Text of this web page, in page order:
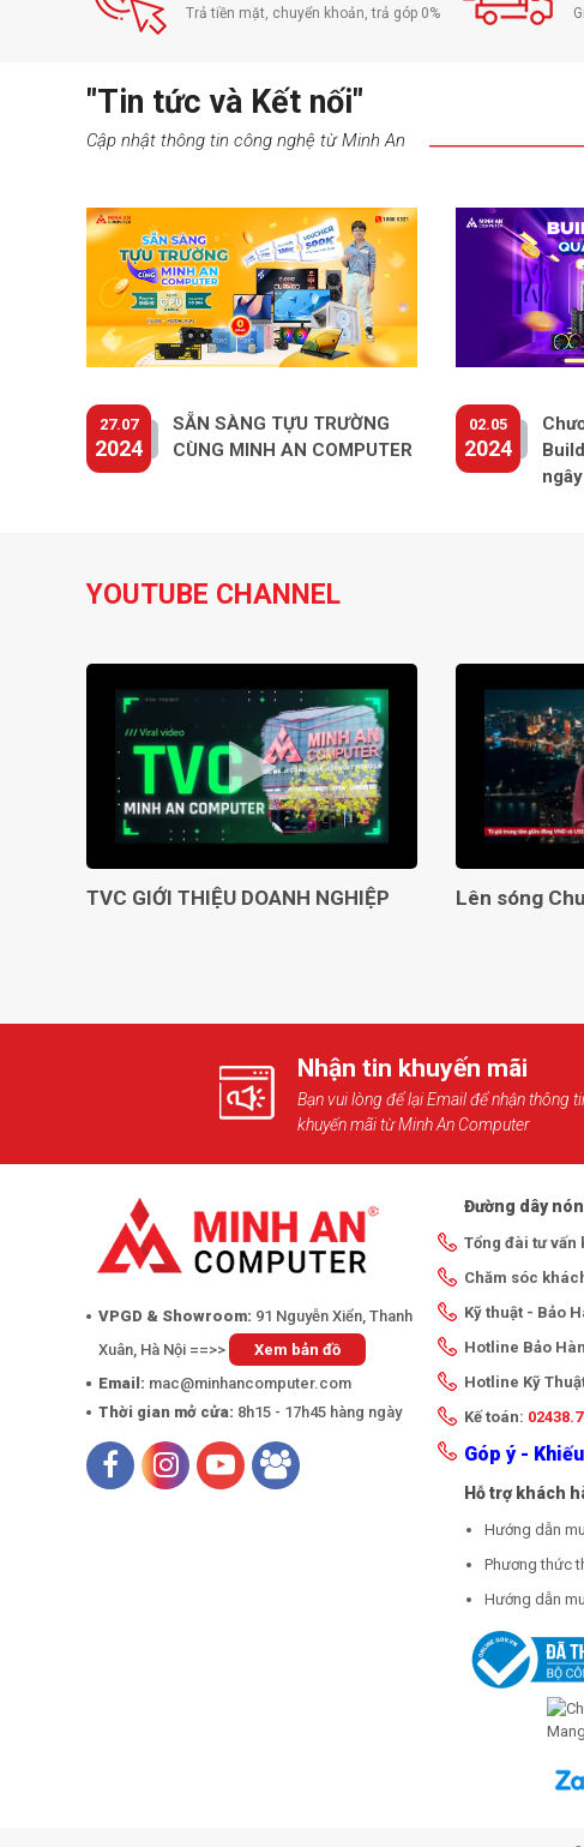
Trả tiền mặt, chuyển khoản, trả góp 0%
"Tin tức và Kết nối"
Cập nhật thông tin công nghệ từ Minh An
27.07
2024
SẴN SÀNG TỰU TRƯỜNG
CÙNG MINH AN COMPUTER
02.05
2024
ngây
YOUTUBE CHANNEL
TVC GIỚI THIỆU DOANH NGHIỆP
Nhận tin khuyến mãi
Bạn vui lòng để lại Email để nhận thông
khuyến mãi từ Minh An Computer
VPGD & Showroom: 91 Nguyễn Xiển, Thanh
Xuân, Hà Nội ==>>
Xem bản đồ
Email: mac@minhancomputer.com
Thời gian mở cửa: 8h15 - 17h45 hàng ngày
Đường dây
Tổng đài tư
Chăm sóc
Kỹ thuật - Bảo
Hotline Bảo
Hotline Kỹ
Kế toán:
Góp ý -
Hỗ trợ khách
Hướng dẫn
Phương thức
Hướng dẫn